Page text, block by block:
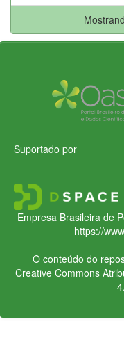
Suportado por
Empresa Brasileira de
https://
O conteúdo do
Creative Commons